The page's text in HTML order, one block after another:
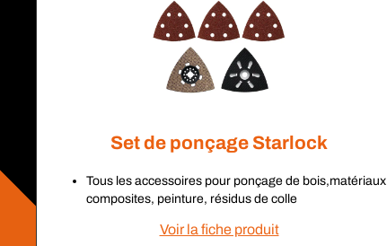
Set de ponçage Starlock
Tous les accessoires pour ponçage de bois,matériaux
composites, peinture, résidus de colle
Voir la fiche produit